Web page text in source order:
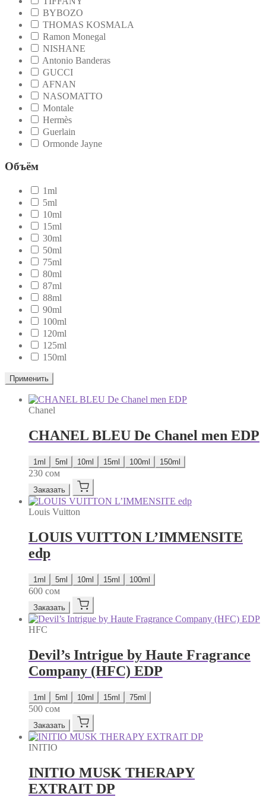
BYBOZO
THOMAS KOSMALA
Ramon Monegal
NISHANE
Antonio Banderas
GUCCI
AFNAN
NASOMATTO
Montale
Hermès
Guerlain
Ormonde Jayne
Объём
1ml
5ml
10ml
15ml
30ml
50ml
75ml
80ml
87ml
88ml
90ml
100ml
120ml
125ml
150ml
Применить
Chanel
CHANEL BLEU De Chanel men EDP
1ml 5ml 10ml 15ml 100ml 150ml
230 сом
Заказать
Louis Vuitton
LOUIS VUITTON L’IMMENSITE
edp
1ml 5ml 10ml 15ml 100ml
600 сом
Заказать
HFC
Devil’s Intrigue by Haute Fragrance
Company (HFC) EDP
1ml 5ml 10ml 15ml 75ml
500 сом
Заказать
INITIO
INITIO MUSK THERAPY
EXTRAIT DP